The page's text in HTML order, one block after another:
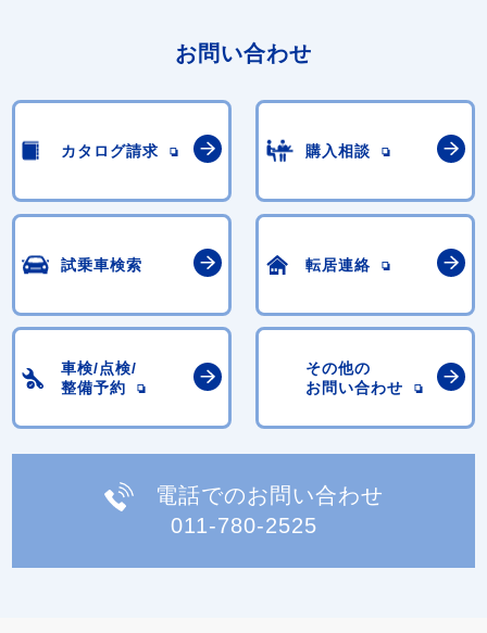
お問い合わせ
カタログ請求 購入相談
試乗車検索 転居連絡
車検/点検/
整備予約
その他の
お問い合わせ
電話でのお問い合わせ
011-780-2525